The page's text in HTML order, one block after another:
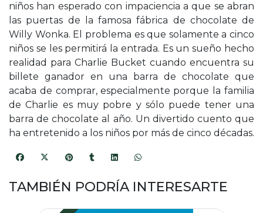
niños han esperado con impaciencia a que se abran
las puertas de la famosa fábrica de chocolate de
Willy Wonka. El problema es que solamente a cinco
niños se les permitirá la entrada. Es un sueño hecho
realidad para Charlie Bucket cuando encuentra su
billete ganador en una barra de chocolate que
acaba de comprar, especialmente porque la familia
de Charlie es muy pobre y sólo puede tener una
barra de chocolate al año. Un divertido cuento que
ha entretenido a los niños por más de cinco décadas.
TAMBIÉN PODRÍA INTERESARTE